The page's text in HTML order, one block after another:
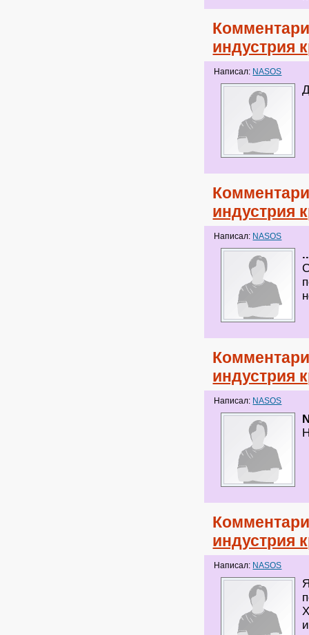
индустрия
Написал: NASOS
индустрия
Написал: NASOS
индустрия
Написал: NASOS
индустрия
Написал: NASOS